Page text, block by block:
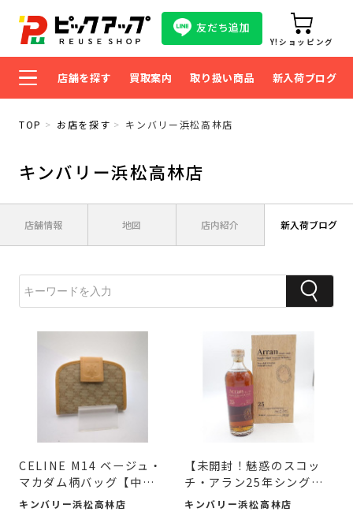
友だち追加
Y!ショッピング
店舗を探す 買取案内 取り扱い商品 新入荷ブログ
TOP お店を探す キンバリー浜松高林店
キンバリー浜松高林店
店舗情報 地図 店内紹介 新入荷ブログ
CELINE M14 ベージュ・
マカダム柄バッグ【中古
良品...
キンバリー浜松高林店
【未開封！魅惑のスコッ
チ・アラン25年シングル
モ...
キンバリー浜松高林店